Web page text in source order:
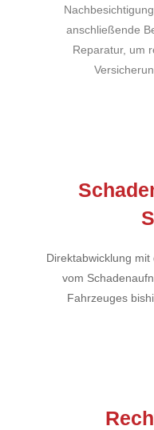
anschließende
Reparatur, um
Direktabwicklung
vom
Fahrzeuges